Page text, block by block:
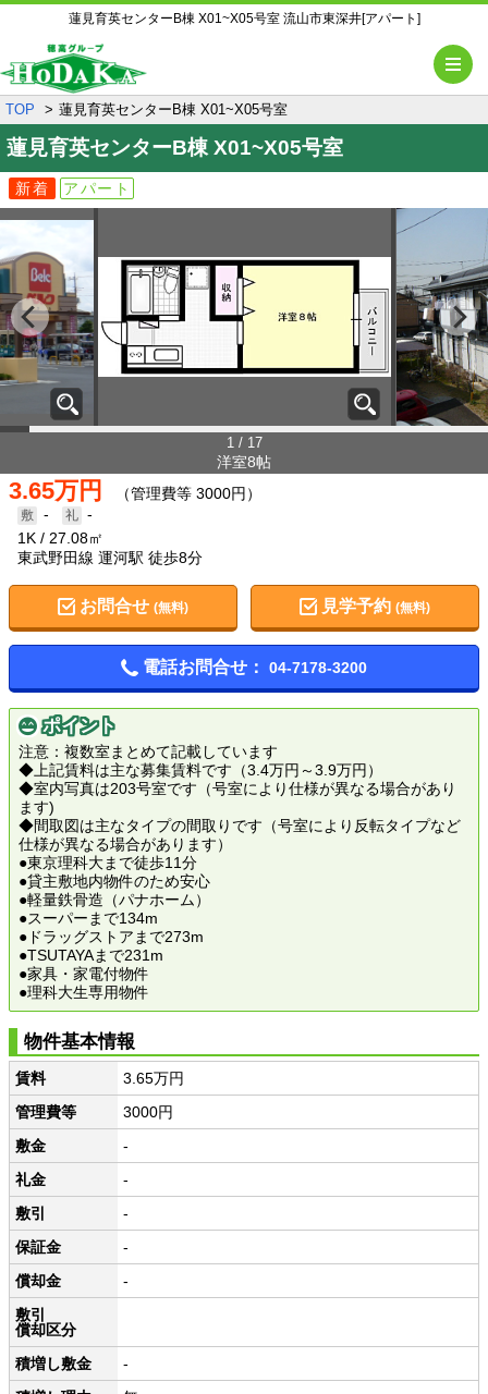
蓮見育英センターB棟 X01~X05号室 流山市東深井[アパート]
TOP 蓮見育英センターB棟 X01~X05号室
蓮見育英センターB棟 X01~X05号室
新着 アパート
1 / 17
洋室8帖
3.65万円 （管理費等 3000円）
-
-
1K
27.08㎡
東武野田線 運河駅 徒歩8分
お問合せ (無料) 見学予約(無料)
電話お問合せ： 04-7178-3200
ポイント
注意：複数室まとめて記載しています
◆上記賃料は主な募集賃料です（3.4万円～3.9万円）
◆室内写真は203号室です（号室により仕様が異なる場合があり
ます)
◆間取図は主なタイプの間取りです（号室により反転タイプなど
仕様が異なる場合があります）
●東京理科大まで徒歩11分
●貸主敷地内物件のため安心
●軽量鉄骨造（パナホーム）
●スーパーまで134m
●ドラッグストアまで273m
●TSUTAYAまで231m
●家具・家電付物件
●理科大生専用物件
物件基本情報
賃料
3.65万円
管理費等
3000円
敷金
-
礼金
-
敷引
-
保証金
-
償却金
-
敷引
償却区分
積増し敷金
-